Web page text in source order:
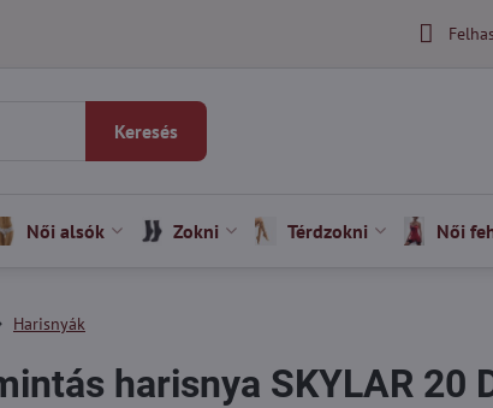
Keresés
Női alsók Zokni Térdzokni Női
Harisnyák
harisnya SKYLAR 20